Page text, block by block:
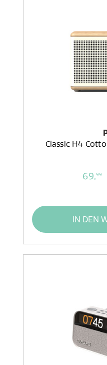
Classic H4
69,99
IN DEN